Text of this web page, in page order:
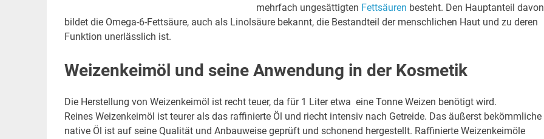
mehrfach ungesättigten Fettsäuren besteht. Den Hauptanteil davon
bildet die Omega-6-Fettsäure, auch als Linolsäure bekannt, die Bestandteil der menschlichen Haut und zu deren
Funktion unerlässlich ist.
Weizenkeimöl und seine Anwendung in der Kosmetik
Die Herstellung von Weizenkeimöl ist recht teuer, da für 1 Liter etwa eine Tonne Weizen benötigt wird.
Reines Weizenkeimöl ist teurer als das raffinierte Öl und riecht intensiv nach Getreide. Das äußerst bekömmliche
native Öl ist auf seine Qualität und Anbauweise geprüft und schonend hergestellt. Raffinierte Weizenkeimöle